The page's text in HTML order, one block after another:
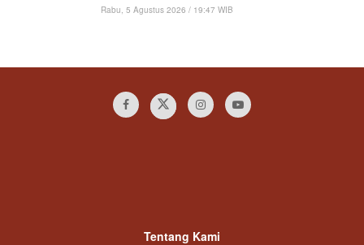
Rabu, 5 Agustus 2026 / 19:47 WIB
Tentang Kami